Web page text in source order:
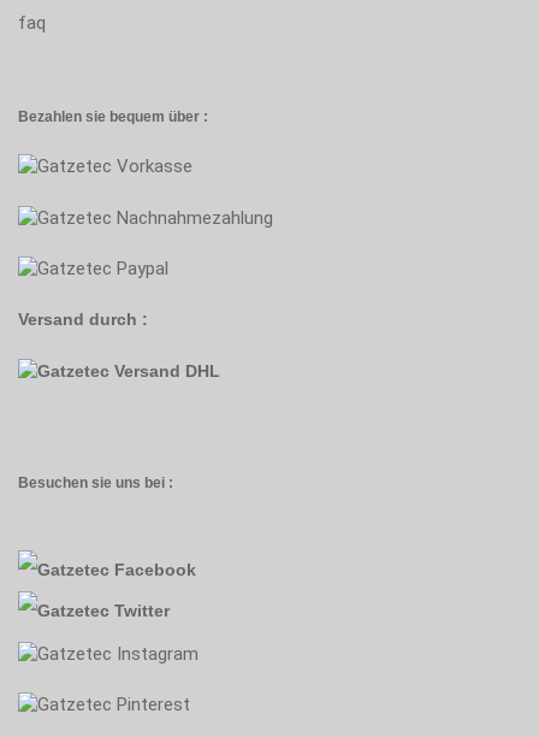
faq
Bezahlen sie bequem über :
Versand durch :
Besuchen sie uns bei :